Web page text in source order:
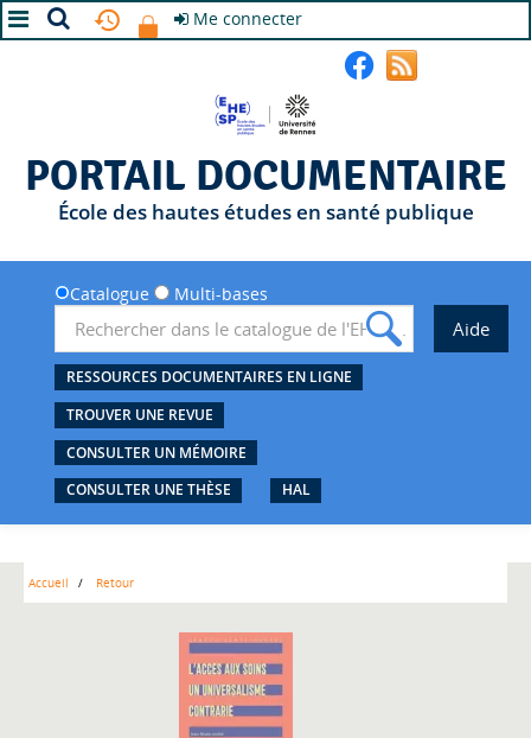
Me connecter
PORTAIL DOCUMENTAIRE
École des hautes études en santé publique
Catalogue Multi-bases
RESSOURCES DOCUMENTAIRES EN LIGNE
TROUVER UNE REVUE
CONSULTER UN MÉMOIRE
CONSULTER UNE THÈSE
HAL
Accueil Retour